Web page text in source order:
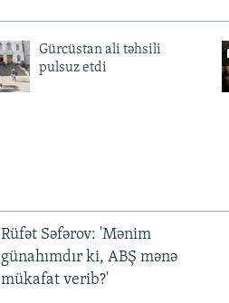
Gürcüstan ali təhsili
pulsuz etdi
Rüfət Səfərov: 'Mənim
günahımdır ki, ABŞ mənə
mükafat verib?'